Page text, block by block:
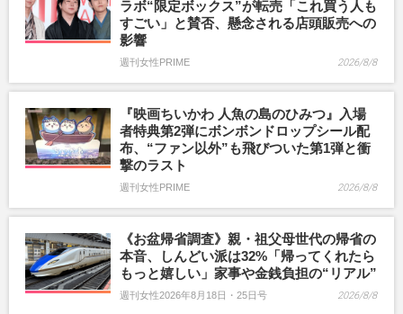
ラボ“限定ボックス”が転売「これ買う人も
すごい」と賛否、懸念される店頭販売への
影響
週刊女性PRIME 2026/8/8
『映画ちいかわ 人魚の島のひみつ』入場
者特典第2弾にボンボンドロップシール配
布、“ファン以外”も飛びついた第1弾と衝
撃のラスト
週刊女性PRIME 2026/8/8
《お盆帰省調査》親・祖父母世代の帰省の
本音、しんどい派は32%「帰ってくれたら
もっと嬉しい」家事や金銭負担の“リアル”
週刊女性2026年8月18日・25日号 2026/8/8